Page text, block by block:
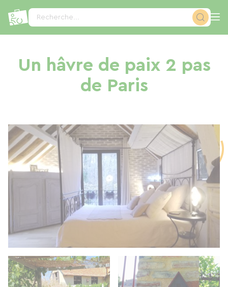
Recherche...
Un hâvre de paix 2 pas
de Paris
Panneau de gestion des cookies